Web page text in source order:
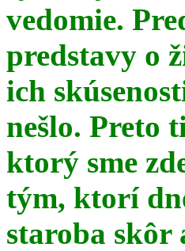
vedomie.
predstavy o
ich
nešlo. Preto
ktorý sme
tým, ktorí
staroba skôr